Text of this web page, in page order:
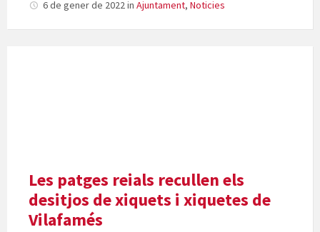
6 de gener de 2022in Ajuntament, Noticies
Les patges reials recullen els
desitjos de xiquets i xiquetes de
Vilafamés